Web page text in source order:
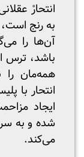
انتحارْ
به رنج‌ است،
آن‌ها را
باشد، ترس
همه‌مان
انتحار با
ایجاد
شده و به
می‌کند.